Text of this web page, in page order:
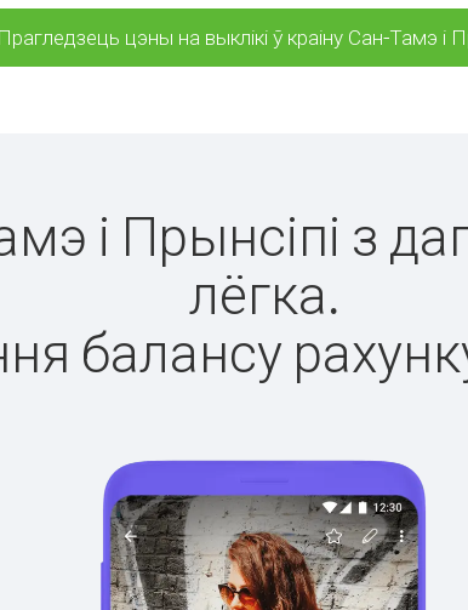
Прагледзець цэны на выклікі ў краіну Сан-Тамэ і
і Прынсіпі з
лёгка.
балансу